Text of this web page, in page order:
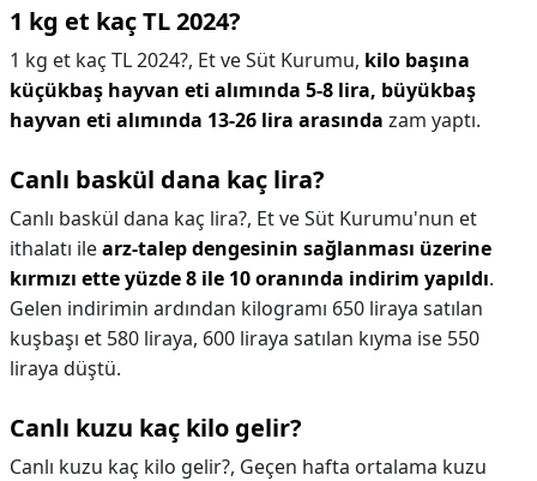
1 kg et kaç TL 2024?
1 kg et kaç TL 2024?, Et ve Süt Kurumu, kilo başına
küçükbaş hayvan eti alımında 5-8 lira, büyükbaş
hayvan eti alımında 13-26 lira arasında zam yaptı.
Canlı baskül dana kaç lira?
Canlı baskül dana kaç lira?, Et ve Süt Kurumu'nun et
ithalatı ilearz-talep dengesinin sağlanması üzerine
kırmızı ette yüzde 8 ile 10 oranında indirim yapıldı.
Gelen indirimin ardından kilogramı 650 liraya satılan
kuşbaşı et 580 liraya, 600 liraya satılan kıyma ise 550
liraya düştü.
Canlı kuzu kaç kilo gelir?
Canlı kuzu kaç kilo gelir?, Geçen hafta ortalama kuzu